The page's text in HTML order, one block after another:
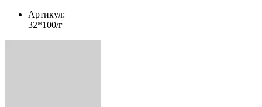
Артикул:
32*100/г